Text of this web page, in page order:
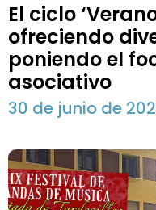
El ciclo
ofreciendo
poniendo el
asociativo
30 de junio de